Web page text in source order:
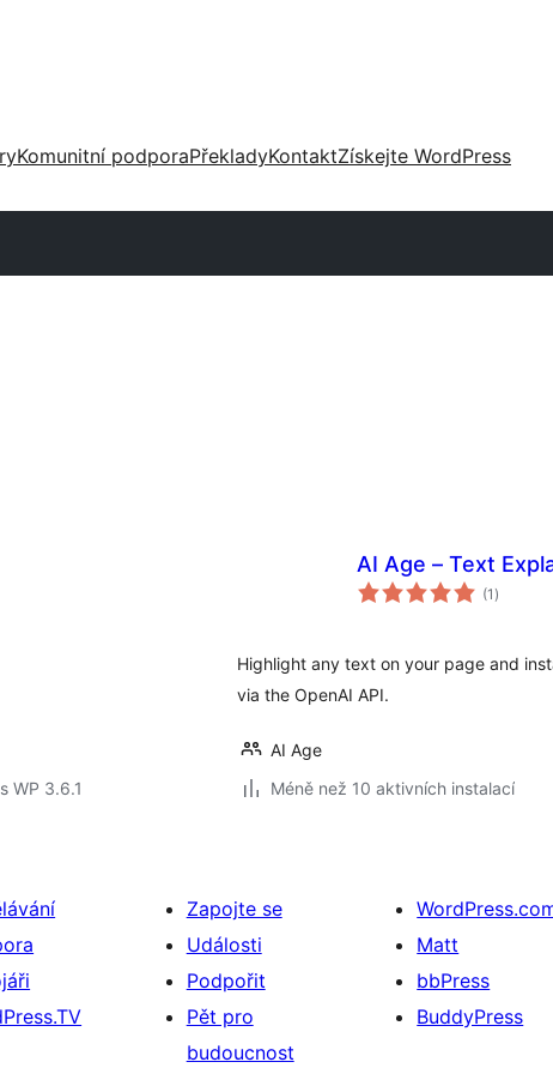
Komunitní podporaPřekladyKontaktZískejte WordPress
WP 3.6.1
AI Age – Text
(1 celkové
)
Highlight any text on your page and
via the OpenAI API.
AI Age
Méně než 10 aktivních instalací
Zapojte se
Události
Podpořit
Pět pro
budoucnost
Matt
bbPress
BuddyPress